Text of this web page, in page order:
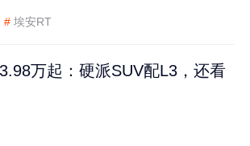
# 埃安RT
万起：硬派SUV配L3，还看